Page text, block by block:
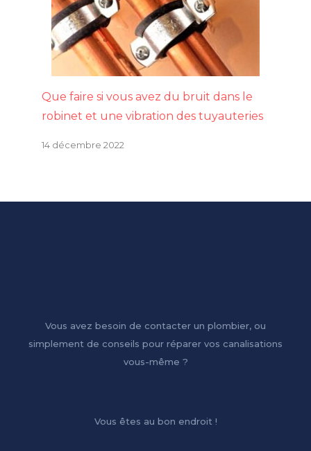
Que faire si vous avez du bruit dans le
robinet et une vibration des tuyauteries
14 décembre 2022
Vous avez besoin de contacter un plombier, ou
simplement de conseils pour réparer vos canalisations
vous-même ?
Vous êtes au bon endroit !